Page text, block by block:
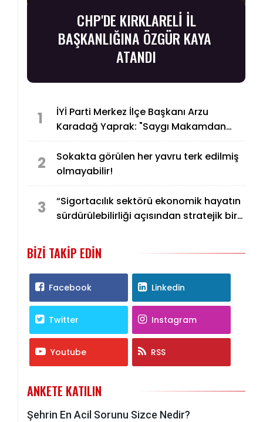
CHP'DE KIRKLARELİ İL
BAŞKANLIĞINA ÖZGÜR KAYA
ATANDI
1
İYİ Parti Merkez İlçe Başkanı Arzu
Karadağ Yaprak: "Saygı Makamdan
2
Sokakta görülen her yavru terk edilmiş
olmayabilir!
3
“Sigortacılık sektörü ekonomik hayatın
sürdürülebilirliği açısından stratejik bir
BIZI TAKIP EDIN
Facebook Linkedin
Twitter Instagram
Youtube RSS
ANKETE KATILIN
Şehrin En Acil Sorunu Sizce Nedir?